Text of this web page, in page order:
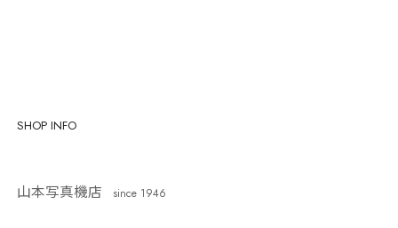
SHOP INFO
山本写真機店 since 1946